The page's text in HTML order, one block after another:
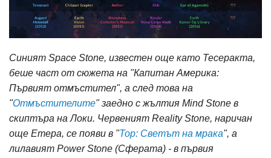
Синият Space Stone, известен още като Тесеракта,
беше част от сюжета на "Капитан Америка:
Първият отмъстител", а след това на
"Отмъстителите" заедно с жълтия Mind Stone в
скиптъра на Локи. Червеният Reality Stone, наричан
още Етера, се появи в "Тор: Светът на мрака", а
лилавият Power Stone (Сферата) - в първия